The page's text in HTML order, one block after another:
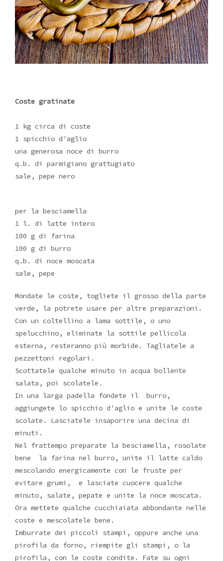
Coste gratinate
1 kg circa di coste
1 spicchio d'aglio
una generosa noce di burro
q.b. di parmigiano grattugiato
sale, pepe nero
per la besciamella
1 l. di latte intero
100 g di farina
100 g di burro
q.b. di noce moscata
sale, pepe
Mondate le coste, togliete il grosso della parte
verde, la potrete usare per altre preparazioni.
Con un coltellino a lama sottile, o uno
spelucchino, eliminate la sottile pellicola
esterna, resteranno più morbide. Tagliatele a
pezzettoni regolari.
Scottatele qualche minuto in acqua bollente
salata, poi scolatele.
In una larga padella fondete il burro,
aggiungete lo spicchio d'aglio e unite le coste
scolate. Lasciatele insaporire una decina di
minuti.
Nel frattempo preparate la besciamella, rosolate
bene la farina nel burro, unite il latte caldo
mescolando energicamente con le fruste per
evitare grumi, e lasciate cuocere qualche
minuto, salate, pepate e unite la noce moscata.
Ora mettete qualche cucchiaiata abbondante nelle
coste e mescolatele bene.
Imburrate dei piccoli stampi, oppure anche una
pirofila da forno, riempite gli stampi, o la
pirofila, con le coste condite. Fate su ogni